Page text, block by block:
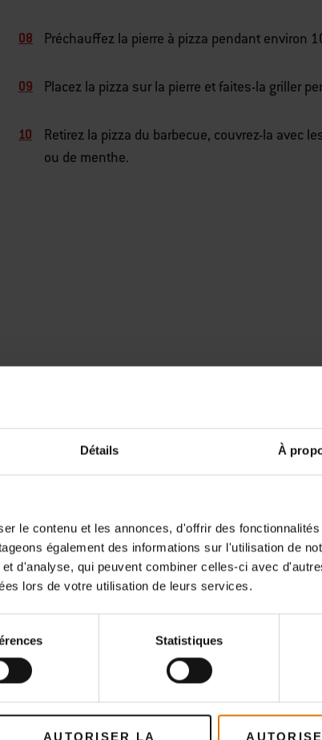
Détails À
le contenu et les annonces, d'offrir des
également des informations sur l'utilisation de
d'analyse, qui peuvent combiner celles-ci avec
lors de votre utilisation de leurs services.
Statistiques
AUTORISER LA
Préchauffez la pierre à pizza pendant environ
Placez la pizza sur la pierre et faites-la griller
Retirez la pizza du barbecue, couvrez-la avec
ou de menthe.
Préparons-nous
recommandés